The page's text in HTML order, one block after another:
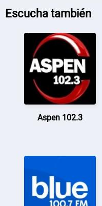
Escucha también
Aspen 102.3